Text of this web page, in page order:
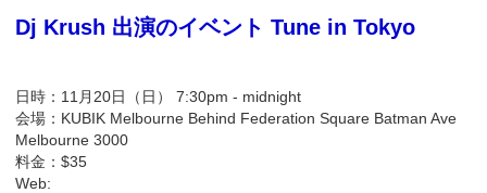
Dj Krush 出演のイベント Tune in Tokyo
日時：11月20日（日） 7:30pm - midnight
会場：KUBIK Melbourne Behind Federation Square Batman Ave
Melbourne 3000
料金：$35
Web: